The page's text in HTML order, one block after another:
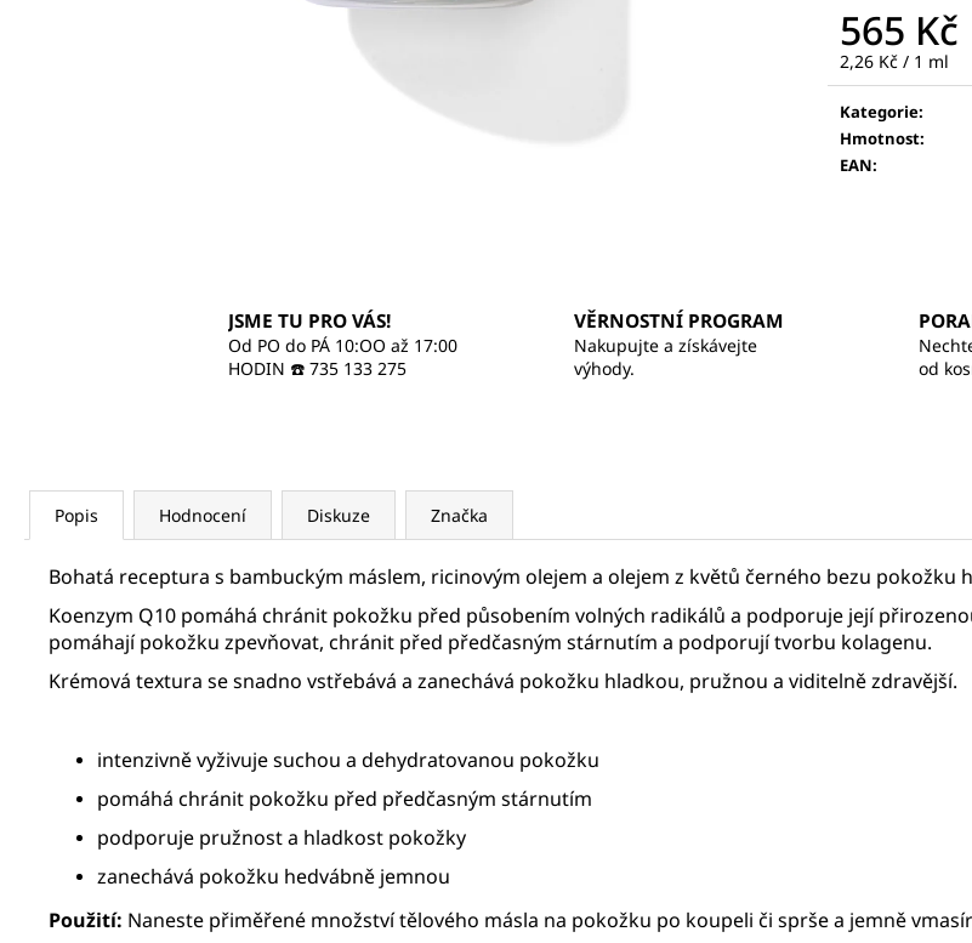
565 Kč
Měrná
cena:
2,26 Kč / 1 ml
Kategorie:
Hmotnost:
EAN:
JSME TU PRO VÁS!
Od PO do PÁ 10:OO až 17:00
HODIN ☎️ 735 133 275
VĚRNOSTNÍ PROGRAM
Nakupujte a získávejte
výhody.
od
Popis Hodnocení Diskuze Značka
Bohatá receptura s bambuckým máslem, ricinovým olejem a olejem z květů černého bezu pokožku
Koenzym Q10 pomáhá chránit pokožku před působením volných radikálů a podporuje její
pomáhají pokožku zpevňovat, chránit před předčasným stárnutím a podporují tvorbu kolagenu.
Krémová textura se snadno vstřebává a zanechává pokožku hladkou, pružnou a viditelně zdravější.
intenzivně vyživuje suchou a dehydratovanou pokožku
pomáhá chránit pokožku před předčasným stárnutím
podporuje pružnost a hladkost pokožky
zanechává pokožku hedvábně jemnou
Použití: Naneste přiměřené množství tělového másla na pokožku po koupeli či sprše a jemně
260